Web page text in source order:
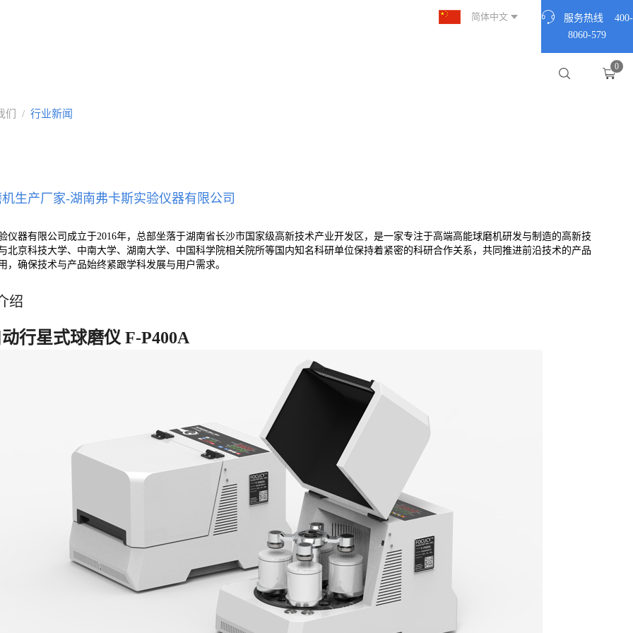
服务热线 400-
8060-579
0
简体中文
们 / 行业新闻
生产厂家-湖南弗卡斯实验仪器有限公司
仪器有限公司成立于2016年，总部坐落于湖南省长沙市国家级高新技术产业开发区，是一家专注于高端高能球磨机研发与制造的高新技
北京科技大学、中南大学、湖南大学、中国科学院相关院所等国内知名科研单位保持着紧密的科研合作关系，共同推进前沿技术的产品
，确保技术与产品始终紧跟学科发展与用户需求。
绍
行星式球磨仪 F-P400A